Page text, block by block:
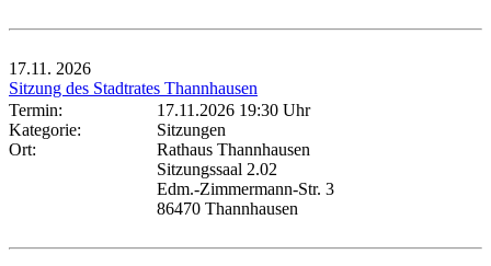
17.11. 2026
Sitzung des Stadtrates Thannhausen
Termin:
17.11.2026 19:30 Uhr
Kategorie:
Sitzungen
Ort:
Rathaus Thannhausen
Sitzungssaal 2.02
Edm.-Zimmermann-Str. 3
86470 Thannhausen